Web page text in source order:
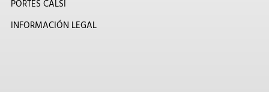
PORTES CALSI
INFORMACIÓN LEGAL